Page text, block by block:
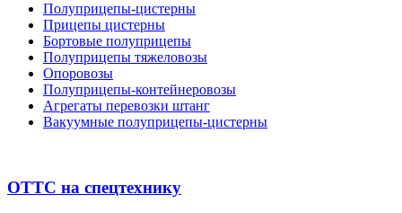
Полуприцепы-цистерны
Прицепы цистерны
Бортовые полуприцепы
Полуприцепы тяжеловозы
Опоровозы
Полуприцепы-контейнеровозы
Агрегаты перевозки штанг
Вакуумные полуприцепы-цистерны
ОТТС на спецтехнику